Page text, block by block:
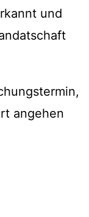
und
angehen